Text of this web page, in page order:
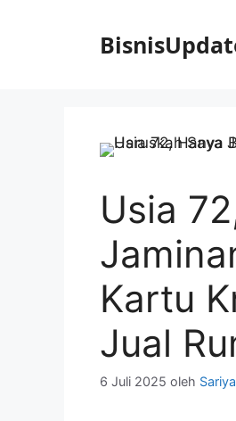
Usia
Kartu
Jual
6 Juli 2025 oleh